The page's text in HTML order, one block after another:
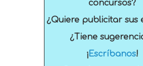
concursos?
¿Quiere publicitar sus
¿Tiene
¡Escríbanos!